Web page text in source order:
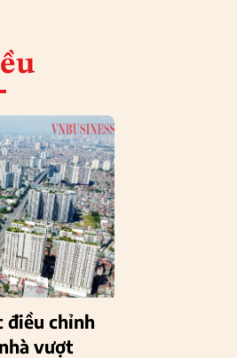
điều chỉnh
vượt